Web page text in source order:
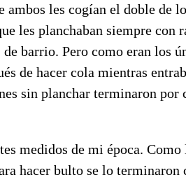
les cogían el doble de
les planchaban siempre con
barrio. Pero como eran los
de hacer cola mientras
sin planchar terminaron por
medidos de mi época. Como
hacer bulto se lo terminaron